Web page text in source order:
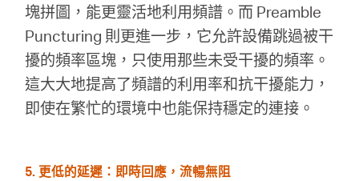
塊拼圖，能更靈活地利用頻譜。而 Preamble
Puncturing 則更進一步，它允許設備跳過被干
擾的頻率區塊，只使用那些未受干擾的頻率。
這大大地提高了頻譜的利用率和抗干擾能力，
即使在繁忙的環境中也能保持穩定的連接。
5. 更低的延遲：即時回應，流暢無阻